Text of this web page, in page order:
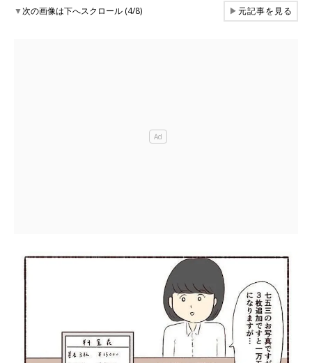
▼次の画像は下へスクロール (4/8) ▶元記事を見る